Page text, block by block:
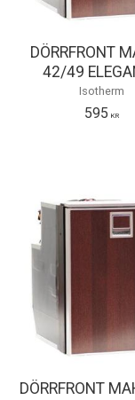
DÖRRFRONT
42/49
Isotherm
595 KR
DÖRRFRONT